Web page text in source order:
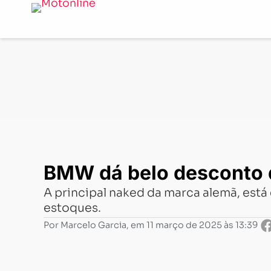
BMW dá belo desconto de 16 mil
BMW dá belo
A principal naked da marca alemã,
estoques.
Por Marcelo Garcia, em 11 março de 2025 às 13:39